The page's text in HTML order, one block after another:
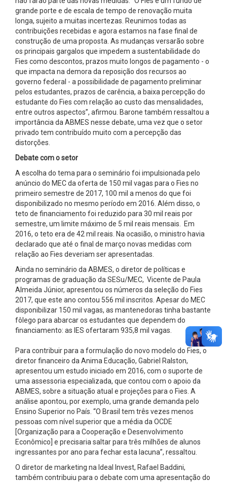
grande porte e de escala de tempo de renovação muita
longa, sujeito a muitas incertezas. Reunimos todas as
contribuições recebidas e agora estamos na fase final de
construção de uma proposta. As mudanças versarão sobre
os principais gargalos que impedem a sustentabilidade do
Fies como descontos, prazos muito longos de pagamento - o
que impacta na demora da reposição dos recursos ao
governo federal - a possibilidade de pagamento preliminar
pelos estudantes, prazos de carência, a baixa percepção do
estudante do Fies com relação ao custo das mensalidades,
entre outros aspectos”, afirmou. Barone também ressaltou a
importância da ABMES nesse debate, uma vez que o setor
privado tem contribuído muito com a percepção das
distorções.
Debate com o setor
A escolha do tema para o seminário foi impulsionada pelo
anúncio do MEC da oferta de 150 mil vagas para o Fies no
primeiro semestre de 2017, 100 mil a menos do que foi
disponibilizado no mesmo período em 2016. Além disso, o
teto de financiamento foi reduzido para 30 mil reais por
semestre, um limite máximo de 5 mil reais mensais. Em
2016, o teto era de 42 mil reais. Na ocasião, o ministro havia
declarado que até o final de março novas medidas com
relação ao Fies deveriam ser apresentadas.
Ainda no seminário da ABMES, o diretor de políticas e
programas de graduação da SESu/MEC, Vicente de Paula
Almeida Júnior, apresentou os números da seleção do Fies
2017, que este ano contou 556 mil inscritos. Apesar do MEC
disponibilizar 150 mil vagas, as mantenedoras tinha bastante
fôlego para abarcar os estudantes que dependem do
financiamento: as IES ofertaram 935,8 mil vagas.
Para contribuir para a formulação do novo modelo do Fies, o
diretor financeiro da Anima Educação, Gabriel Ralston,
apresentou um estudo iniciado em 2016, com o suporte de
uma assessoria especializada, que contou com o apoio da
ABMES, sobre a situação atual e projeções para o Fies. A
análise apontou, por exemplo, uma grande demanda pelo
Ensino Superior no País. “O Brasil tem três vezes menos
pessoas com nível superior que a média da OCDE
[Organização para a Cooperação e Desenvolvimento
Econômico] e precisaria saltar para três milhões de alunos
ingressantes por ano para fechar esta lacuna”, ressaltou.
O diretor de marketing na Ideal Invest, Rafael Baddini,
também contribuiu para o debate com uma apresentação do